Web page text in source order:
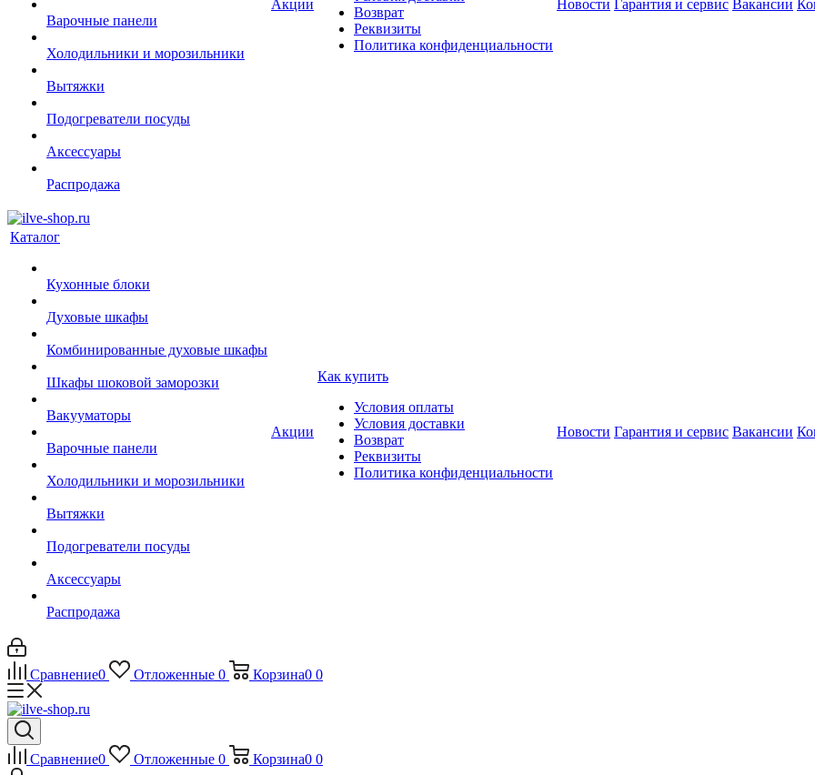
Варочные панели
Холодильники и морозильники
Вытяжки
Подогреватели посуды
Аксессуары
Распродажа
Акции
Возврат
Реквизиты
Политика конфиденциальности
Новости Гарантия и сервис Вакансии
Каталог
Кухонные блоки
Духовые шкафы
Комбинированные духовые шкафы
Шкафы шоковой заморозки
Вакууматоры
Варочные панели
Холодильники и морозильники
Вытяжки
Подогреватели посуды
Аксессуары
Распродажа
Акции
Как купить
Условия оплаты
Условия доставки
Возврат
Реквизиты
Политика конфиденциальности
Новости Гарантия и сервис Вакансии
Сравнение0 Отложенные 0 Корзина0 0
Сравнение0 Отложенные 0 Корзина0 0